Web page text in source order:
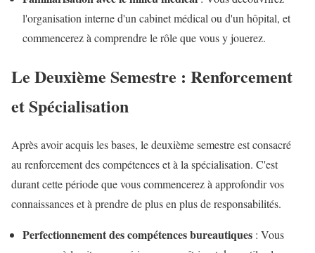
l'organisation interne d'un cabinet médical ou d'un hôpital, et
commencerez à comprendre le rôle que vous y jouerez.
Le Deuxième Semestre : Renforcement
et Spécialisation
Après avoir acquis les bases, le deuxième semestre est consacré
au renforcement des compétences et à la spécialisation. C'est
durant cette période que vous commencerez à approfondir vos
connaissances et à prendre de plus en plus de responsabilités.
Perfectionnement des compétences bureautiques : Vous